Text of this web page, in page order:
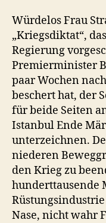
Würdelos Frau
„Kriegsdiktat“,
Regierung
Premierminister
paar Wochen
beschert hat, der
für beide Seiten
Istanbul Ende
unterzeichnen.
niederen
den Krieg zu
hunderttausende
Nase, nicht wahr